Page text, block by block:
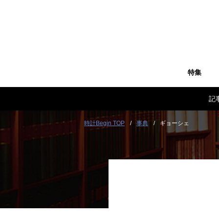
特集
記
時計Begin TOP 事典 ギョーシェ